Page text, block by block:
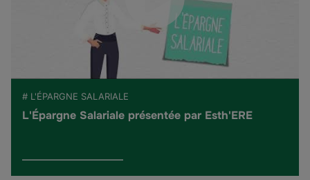
# L'ÉPARGNE SALARIALE
L'Épargne Salariale présentée par Esth'ERE